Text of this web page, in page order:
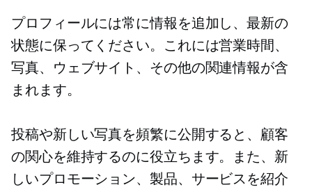
プロフィールには常に情報を追加し、最新の
状態に保ってください。これには営業時間、
写真、ウェブサイト、その他の関連情報が含
まれます。
投稿や新しい写真を頻繁に公開すると、顧客
の関心を維持するのに役立ちます。また、新
しいプロモーション、製品、サービスを紹介